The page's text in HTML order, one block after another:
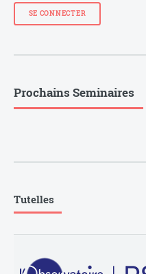
Accéder au site du
l’Univers et des
SE CONNECTER
Prochains Seminaires
Tutelles